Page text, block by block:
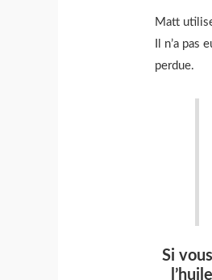
Matt
Il n’a
perdue.
Si